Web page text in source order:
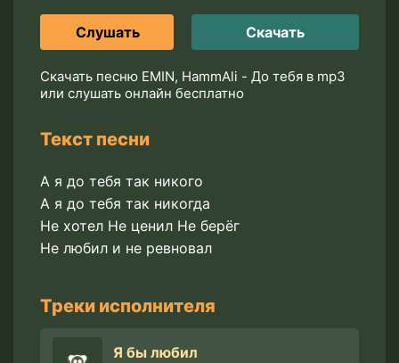
Слушать Скачать
Скачать песню EMIN, HammAli - До тебя в mp3
или слушать онлайн бесплатно
Текст песни
А я до тебя так никого
А я до тебя так никогда
Не хотел Не ценил Не берёг
Не любил и не ревновал
Треки исполнителя
Я бы любил